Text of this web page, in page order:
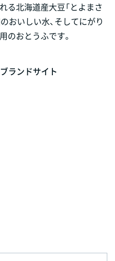
る北海道産大豆「とよまさ
おいしい水、そしてにがり
のおとうふです。
ブランドサイト